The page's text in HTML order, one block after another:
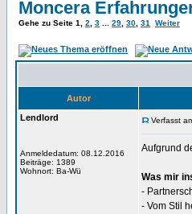
Moncera
Gehe zu Seite 1 2 3 29 30 31 Weiter
Autor
Lendlord
Anmeldedatum: 08.12.2016
Beiträge: 1389
Wohnort: Ba-Wü
Verfasst
Aufgrund
Was mir
-
- Vom Stil